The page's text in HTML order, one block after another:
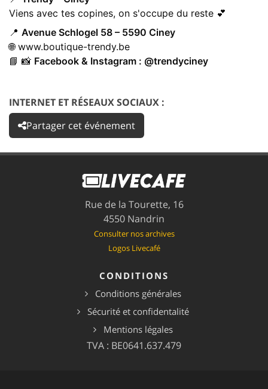
Viens avec tes copines, on s'occupe du reste 💕
📍 Avenue Schlogel 58 – 5590 Ciney
🌐www.boutique-trendy.be
📘 📸 Facebook & Instagram : @trendyciney
INTERNET ET RÉSEAUX SOCIAUX :
Partager cet événement
Rue de la Tourette, 16
4550 Nandrin
Consulter nos archives
Logos Livecafé
CONDITIONS
Conditions générales
Sécurité et confidentalité
Mentions légales
TVA : BE0641.637.479